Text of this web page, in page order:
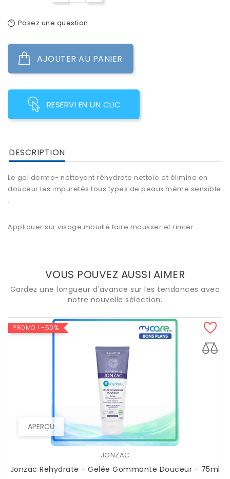
Posez une question
AJOUTER AU PANIER
RESERVI EN UN CLIC
DESCRIPTION
Le gel dermo- nettoyant réhydrate nettoie et élimine en
douceur les impuretés tous types de peaux même sensible
.
Appliquer sur visage mouillé faire mousser et rincer
VOUS POUVEZ AUSSI AIMER
Gardez une longueur d'avance sur les tendances avec
notre nouvelle sélection.
APERÇU
PROMO ! -50%
JONZAC
Jonzac Rehydrate - Gelée Gommante Douceur - 75ml